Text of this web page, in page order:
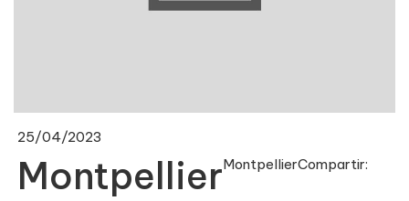
25/04/2023
MontpellierMontpellierCompartir: